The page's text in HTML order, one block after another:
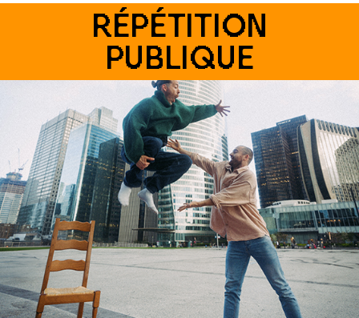
RÉPÉTITION
PUBLIQUE